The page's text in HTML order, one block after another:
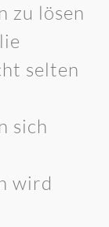
zu lösen
selten
sich
wird